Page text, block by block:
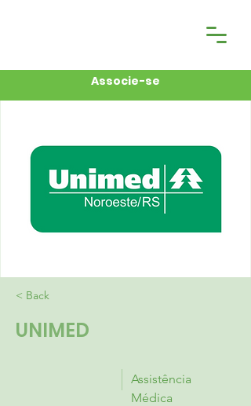
Associe-se
< Back
UNIMED
Assistência
Médica